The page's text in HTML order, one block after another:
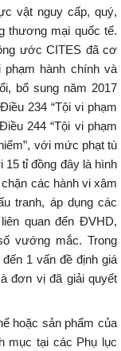
vật nguy cấp, quý,
thương mại quốc tế.
ước CITES đã cơ
hành chính và
bổ sung năm 2017
234 “Tội vi phạm
244 “Tội vi phạm
với mức phạt tù
15 tỉ đồng đây là hình
các hành vi xâm
tranh, áp dụng các
quan đến ĐVHD,
vướng mắc. Trong
1 vấn đề định giá
đơn vị đã giải quyết
hoặc sản phẩm của
mục tại các Phụ lục